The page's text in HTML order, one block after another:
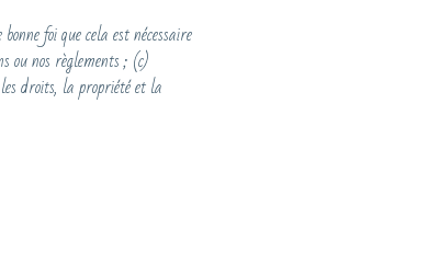
foi que cela est nécessaire
ou nos règlements ; (c)
droits, la propriété et la